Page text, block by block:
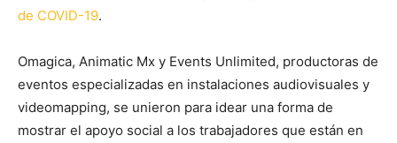
de COVID-19.
Omagica, Animatic Mx y Events Unlimited, productoras de
eventos especializadas en instalaciones audiovisuales y
videomapping, se unieron para idear una forma de
mostrar el apoyo social a los trabajadores que están en